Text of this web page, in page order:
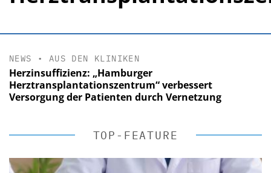
NEWS • AUS DEN KLINIKEN
Herzinsuffizienz: „Hamburger
Herztransplantationszentrum“ verbessert
Versorgung der Patienten durch Vernetzung
TOP-FEATURE